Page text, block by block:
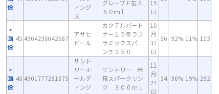
像
ィング
ス
グレープＦ缶３
５０ｍｌ
15
日
画
像
45 4904230042587
アサヒ
ビール
カクテルパート
ナー１５冬ラフ
ラミックスパ
ンチ３５０
10
月
31
日
56 92% 11% 103
画
像
46 4901777281875
サント
リーホ
ールデ
ィング
サントリー 米
糀スパークリン
グ ３００ｍｌ
11
月
21
日
54 96% 19% 292